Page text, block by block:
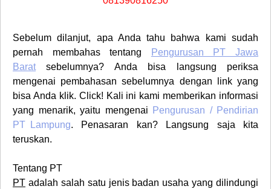
Sebelum dilanjut, apa Anda tahu bahwa kami sudah
pernah membahas tentang
Pengurusan PT Jawa
Barat sebelumnya? Anda bisa langsung periksa
mengenai pembahasan sebelumnya dengan link yang
bisa Anda klik. Click! Kali ini kami memberikan informasi
yang menarik, yaitu mengenai
Pengurusan / Pendirian
PT
Lampung. Penasaran kan? Langsung saja kita
teruskan.
Tentang PT
PT adalah salah satu jenis badan usaha yang dilindungi